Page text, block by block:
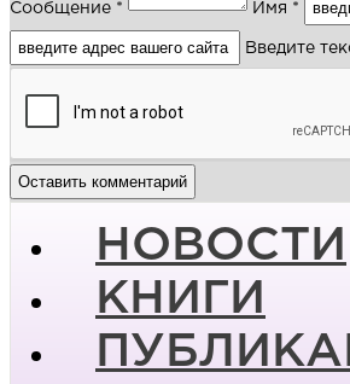
Сообщение * Имя *
Введите
НОВОСТИ
КНИГИ